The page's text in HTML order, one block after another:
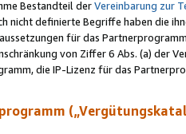
Bestandteil derVereinbarung zur
definierte Begriffe haben die
für das
von Ziffer 6 Abs. (a) der
die IP-Lizenz für das